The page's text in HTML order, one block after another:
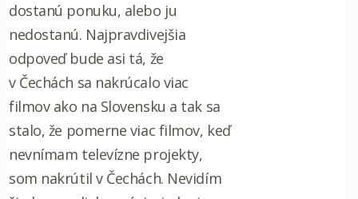
dostanú ponuku, alebo ju
nedostanú. Najpravdivejšia
odpoveď bude asi tá, že
v Čechách sa nakrúcalo viac
filmov ako na Slovensku a tak sa
stalo, že pomerne viac filmov, keď
nevnímam televízne projekty,
som nakrútil v Čechách. Nevidím